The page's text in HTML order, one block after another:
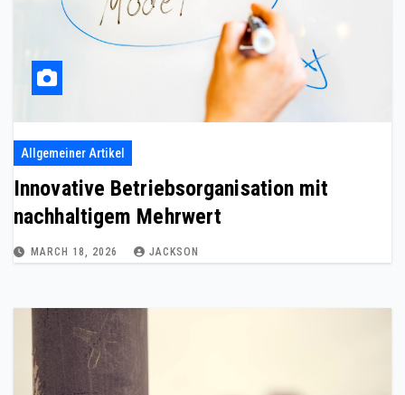
Allgemeiner Artikel
Innovative Betriebsorganisation mit
nachhaltigem Mehrwert
MARCH 18, 2026 JACKSON